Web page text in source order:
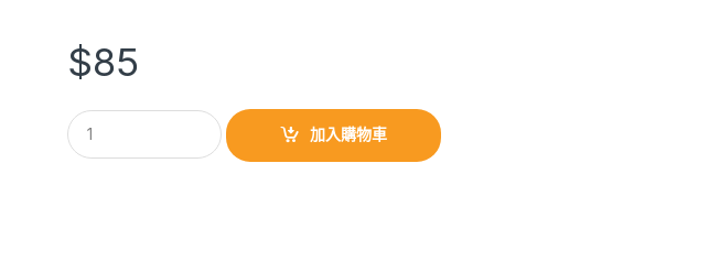
$85
Q
u
a
加入購物車